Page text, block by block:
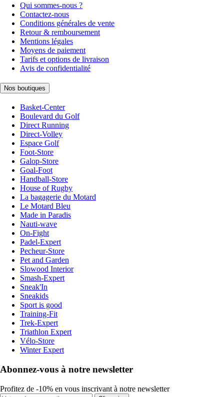
Qui sommes-nous ?
Contactez-nous
Conditions générales de vente
Retour & remboursement
Mentions légales
Moyens de paiement
Tarifs et options de livraison
Avis de confidentialité
Nos boutiques
Basket-Center
Boulevard du Golf
Direct Running
Direct-Volley
Espace Golf
Foot-Store
Galop-Store
Goal-Foot
Handball-Store
House of Rugby
La bagagerie du Motard
Le Motard Bleu
Made in Paradis
Nauti-wave
On-Fight
Padel-Expert
Pecheur-Store
Pet and Garden
Slowood Interior
Smash-Expert
Sneak'In
Sneakids
Sport is good
Training-Fit
Trek-Expert
Triathlon Expert
Vélo-Store
Winter Expert
Abonnez-vous à notre newsletter
Profitez de -10% en vous inscrivant à notre newsletter